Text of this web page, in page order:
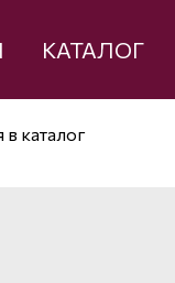
КАТАЛОГ
в каталог